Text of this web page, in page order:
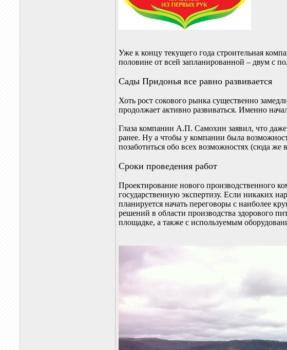
Уже к концу текущего года строительная
половине от всей запланированной – двум с
Сады Придонья все равно развивается
Хоть рост сокового рынка существенно
продолжает активно развиваться. Именно
Глаза компании А.П. Самохин заявил, что
ранее. Ну а чтобы у компании была
позаботиться обо всех возможностях (сюда
Сроки проведения работ
Проектирование нового производственного
государственную экспертизу. Если никаких
планируется начать переговоры с наиболее
решений в области производства здорового
площадке, а также с используемым